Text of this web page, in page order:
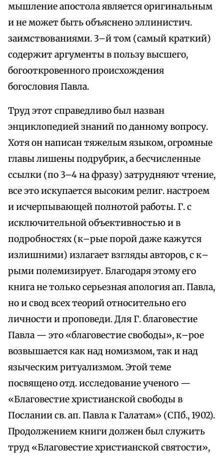
мышление апостола является оригинальным
и не может быть объяснено эллинистич.
заимствованиями. 3–й том (самый краткий)
содержит аргументы в пользу высшего,
богооткровенного происхождения
богословия Павла.
Труд этот справедливо был назван
энциклопедией знаний по данному вопросу.
Хотя он написан тяжелым языком, огромные
главы лишены подрубрик, а бесчисленные
ссылки (по 3–4 на фразу) затрудняют чтение,
все это искупается высоким религ. настроем
и исчерпывающей полнотой работы. Г. с
исключительной объективностью и в
подробностях (к–рые порой даже кажутся
излишними) излагает взгляды авторов, с к–
рыми полемизирует. Благодаря этому его
книга не только серьезная апология ап. Павла,
но и свод всех теорий относительно его
личности и проповеди. Для Г. благовестие
Павла — это «благовестие свободы», к–рое
возвышается как над номизмом, так и над
языческим ритуализмом. Этой теме
посвящено отд. исследование ученого —
«Благовестие христианской свободы в
Послании св. ап. Павла к Галатам» (СПб., 1902).
Продолжением книги должен был служить
труд «Благовестие христианской святости»,